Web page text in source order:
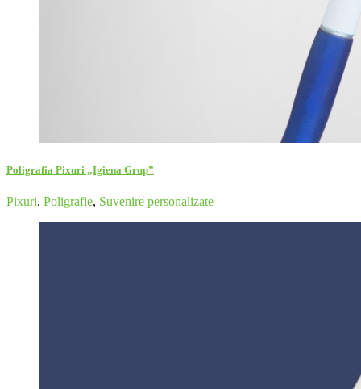
Poligrafia Pixuri „Igiena Grup”
Pixuri, Poligrafie, Suvenire personalizate